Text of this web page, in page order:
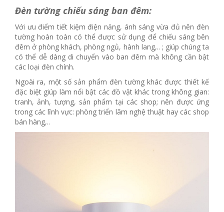
Đèn tường chiếu sáng ban đêm:
Với ưu điểm tiết kiệm điện năng, ánh sáng vừa đủ nên đèn
tường hoàn toàn có thể được sử dụng để chiếu sáng bên
đêm ở phòng khách, phòng ngủ, hành lang,.. ; giúp chúng ta
có thể dễ dàng di chuyển vào ban đêm mà không cần bật
các loại đèn chính.
Ngoài ra, một số sản phẩm đèn tường khác được thiết kế
đặc biệt giúp làm nổi bật các đồ vật khác trong không gian:
tranh, ảnh, tượng, sản phẩm tại các shop; nên được ứng
trong các lĩnh vực: phòng triển lãm nghệ thuật hay các shop
bán hàng,..